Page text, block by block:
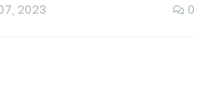
2023 0